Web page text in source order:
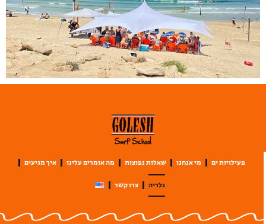
פעילויות ים מי אנחנו שאלות נפוצות מה אומרים עלינו איך מגיעים
גלריה צרו קשר